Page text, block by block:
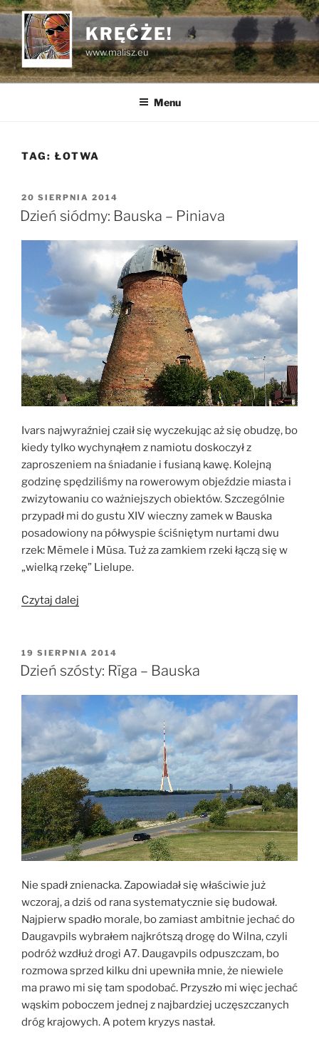
Przejdź
treści
KRĘĆŻE!
www.malisz.eu
Menu
TAG: ŁOTWA
OPUBLIKOWANE
W
20 SIERPNIA 2014
Dzień siódmy: Bauska – Piniava
Ivars najwyraźniej czaił się wyczekując aż się obudzę, bo
kiedy tylko wychynąłem z namiotu doskoczył z
zaproszeniem na śniadanie i fusianą kawę. Kolejną
godzinę spędziliśmy na rowerowym objeździe miasta i
zwizytowaniu co ważniejszych obiektów. Szczególnie
przypadł mi do gustu XIV wieczny zamek w Bauska
posadowiony na półwyspie ściśniętym nurtami dwu
rzek: Mēmele i Mūsa. Tuż za zamkiem rzeki łączą się w
„wielką rzekę” Lielupe.
Czytaj dalej
–
Piniava”
OPUBLIKOWANE
W
19 SIERPNIA 2014
Dzień szósty: Rīga – Bauska
Nie spadł znienacka. Zapowiadał się właściwie już
wczoraj, a dziś od rana systematycznie się budował.
Najpierw spadło morale, bo zamiast ambitnie jechać do
Daugavpils wybrałem najkrótszą drogę do Wilna, czyli
podróż wzdłuż drogi A7. Daugavpils odpuszczam, bo
rozmowa sprzed kilku dni upewniła mnie, że niewiele
ma prawo mi się tam spodobać. Przyszło mi więc jechać
wąskim poboczem jednej z najbardziej uczęszczanych
dróg krajowych. A potem kryzys nastał.